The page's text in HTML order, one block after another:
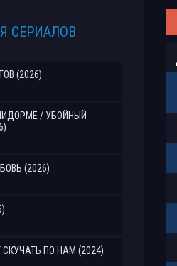
СЕРИАЛОВ
(2026)
/ УБОЙНЫЙ
(2026)
СКУЧАТЬ ПО НАМ (2024)